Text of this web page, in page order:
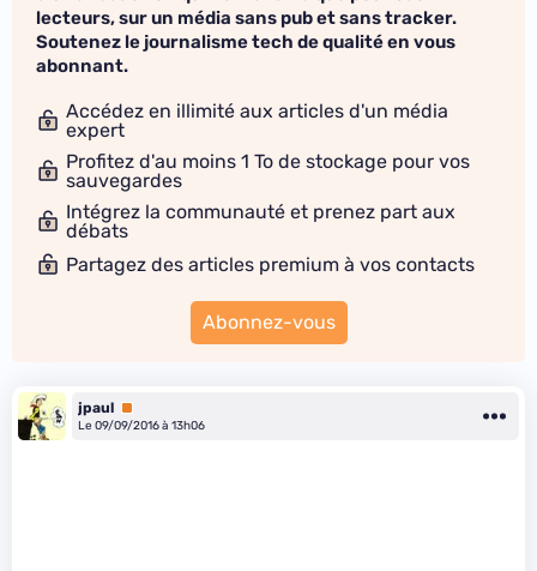
lecteurs, sur un média sans pub et sans tracker.
Soutenez le journalisme tech de qualité en vous
abonnant.
Accédez en illimité aux articles d'un média
expert
Profitez d'au moins 1 To de stockage pour vos
sauvegardes
Intégrez la communauté et prenez part aux
débats
Partagez des articles premium à vos contacts
Abonnez-vous
jpaul Premium
Le 09/09/2016 à 13h06